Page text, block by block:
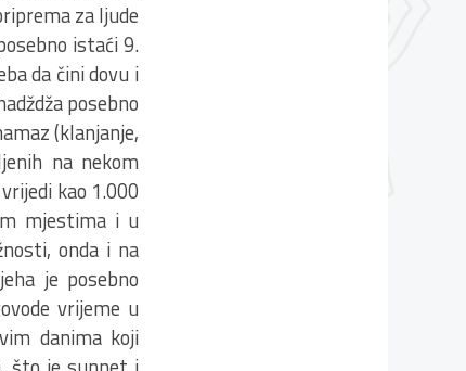
za ljude
istaći 9.
da čini dovu i
posebno
(klanjanje,
na nekom
kao 1.000
mjestima i u
onda i na
je posebno
vrijeme u
danima koji